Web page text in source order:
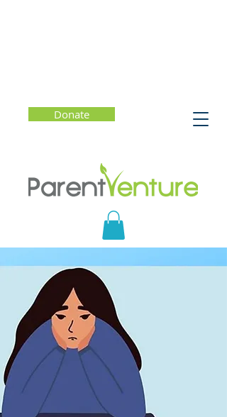
Donate